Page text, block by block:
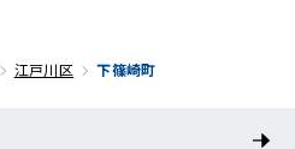
江戸川区 下篠崎町